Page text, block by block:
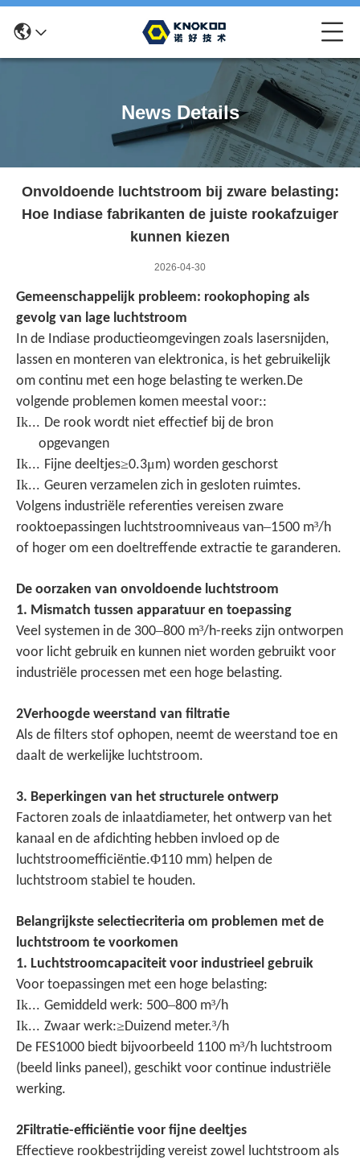
News Details
Onvoldoende luchtstroom bij zware belasting:
Hoe Indiase fabrikanten de juiste rookafzuiger
kunnen kiezen
2026-04-30
Gemeenschappelijk probleem: rookophoping als
gevolg van lage luchtstroom
In de Indiase productieomgevingen zoals lasersnijden,
lassen en monteren van elektronica, is het gebruikelijk
om continu met een hoge belasting te werken.De
volgende problemen komen meestal voor::
Ik... De rook wordt niet effectief bij de bron
opgevangen
Ik... Fijne deeltjes≥0.3μm) worden geschorst
Ik... Geuren verzamelen zich in gesloten ruimtes.
Volgens industriële referenties vereisen zware
rooktoepassingen luchtstroomniveaus van–1500 m³/h
of hoger om een doeltreffende extractie te garanderen.
De oorzaken van onvoldoende luchtstroom
1. Mismatch tussen apparatuur en toepassing
Veel systemen in de 300–800 m³/h-reeks zijn ontworpen
voor licht gebruik en kunnen niet worden gebruikt voor
industriële processen met een hoge belasting.
2Verhoogde weerstand van filtratie
Als de filters stof ophopen, neemt de weerstand toe en
daalt de werkelijke luchtstroom.
3. Beperkingen van het structurele ontwerp
Factoren zoals de inlaatdiameter, het ontwerp van het
kanaal en de afdichting hebben invloed op de
luchtstroomefficiëntie.Φ110 mm) helpen de
luchtstroom stabiel te houden.
Belangrijkste selectiecriteria om problemen met de
luchtstroom te voorkomen
1. Luchtstroomcapaciteit voor industrieel gebruik
Voor toepassingen met een hoge belasting:
Ik... Gemiddeld werk: 500–800 m³/h
Ik... Zwaar werk:≥Duizend meter.³/h
De FES1000 biedt bijvoorbeeld 1100 m³/h luchtstroom
(beeld links paneel), geschikt voor continue industriële
werking.
2Filtratie-efficiëntie voor fijne deeltjes
Effectieve rookbestrijding vereist zowel luchtstroom als